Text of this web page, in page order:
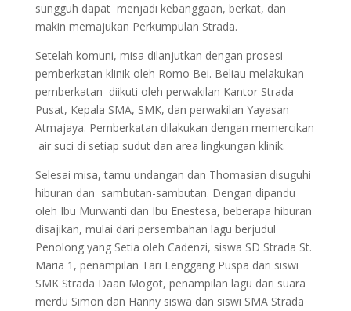
sungguh dapat menjadi kebanggaan, berkat, dan
makin memajukan Perkumpulan Strada.
Setelah komuni, misa dilanjutkan dengan prosesi
pemberkatan klinik oleh Romo Bei. Beliau melakukan
pemberkatan diikuti oleh perwakilan Kantor Strada
Pusat, Kepala SMA, SMK, dan perwakilan Yayasan
Atmajaya. Pemberkatan dilakukan dengan memercikan
air suci di setiap sudut dan area lingkungan klinik.
Selesai misa, tamu undangan dan Thomasian disuguhi
hiburan dan sambutan-sambutan. Dengan dipandu
oleh Ibu Murwanti dan Ibu Enestesa, beberapa hiburan
disajikan, mulai dari persembahan lagu berjudul
Penolong yang Setia oleh Cadenzi, siswa SD Strada St.
Maria 1, penampilan Tari Lenggang Puspa dari siswi
SMK Strada Daan Mogot, penampilan lagu dari suara
merdu Simon dan Hanny siswa dan siswi SMA Strada